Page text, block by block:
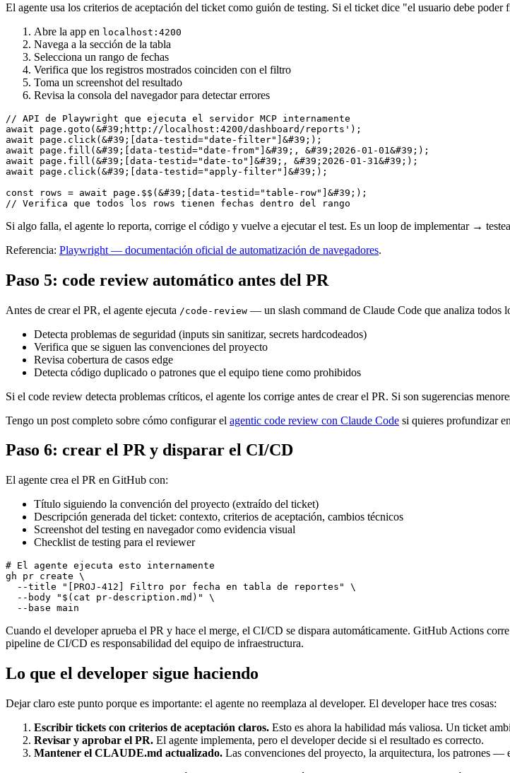
El agente usa los criterios de aceptación del ticket como guión de testing. Si el ticket dice "el usuario debe
Abre la app en localhost:4200
Navega a la sección de la tabla
Selecciona un rango de fechas
Verifica que los registros mostrados coinciden con el filtro
Toma un screenshot del resultado
Revisa la consola del navegador para detectar errores
// API de Playwright que ejecuta el servidor MCP internamente
await page. goto (&#39 ;http: //localhost:4200/dashboard/reports');
await page. click (&#39 ;[data-testid="date-filter" ]&#39
await page. fill (&#39 ;[data-testid="date-from" ]&#39 ;, &#39 ; 2026 -01 -01 &#39
await page. fill (&#39 ;[data-testid="date-to" ]&#39 ;, &#39 ; 2026 -01 -31 &#39
await page. click (&#39 ;[data-testid="apply-filter" ]&#39 ;);
const rows = await page. $$ (&#39 ;[data-testid="table-row" ]&#39
// Verifica que todos los rows tienen fechas dentro del rango
Si algo falla, el agente lo reporta, corrige el código y vuelve a ejecutar el test. Es un loop de implementar →
Referencia: Playwright — documentación oficial de automatización de navegadores.
Paso 5: code review automático antes del PR
Antes de crear el PR, el agente ejecuta /code-review — un slash command de Claude Code que analiza todos
Detecta problemas de seguridad (inputs sin sanitizar, secrets hardcodeados)
Verifica que se siguen las convenciones del proyecto
Revisa cobertura de casos edge
Detecta código duplicado o patrones que el equipo tiene como prohibidos
Si el code review detecta problemas críticos, el agente los corrige antes de crear el PR. Si son sugerencias
Tengo un post completo sobre cómo configurar el agentic code review con Claude Code si quieres profundizar
Paso 6: crear el PR y disparar el CI/CD
El agente crea el PR en GitHub con:
Título siguiendo la convención del proyecto (extraído del ticket)
Descripción generada del ticket: contexto, criterios de aceptación, cambios técnicos
Screenshot del testing en navegador como evidencia visual
Checklist de testing para el reviewer
# El agente ejecuta esto internamente
gh pr create \
  --title
"[PROJ-412] Filtro por fecha en tabla de reportes"
\
  --body
"$(cat pr-description.md)"
\
Cuando el developer aprueba el PR y hace el merge, el CI/CD se dispara automáticamente. GitHub Actions
pipeline de CI/CD es responsabilidad del equipo de infraestructura.
Lo que el developer sigue haciendo
Dejar claro este punto porque es importante: el agente no reemplaza al developer. El developer hace tres cosas:
Escribir tickets con criterios de aceptación claros. Esto es ahora la habilidad más valiosa. Un ticket
Revisar y aprobar el PR. El agente implementa, pero el developer decide si el resultado es correcto.
Mantener el CLAUDE.md actualizado. Las convenciones del proyecto, la arquitectura, los patrones —